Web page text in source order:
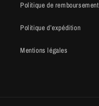
Politique de remboursement
Politique d’expédition
Mentions légales